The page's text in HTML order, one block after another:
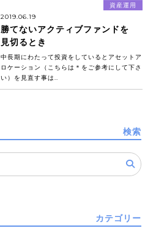
資産運用
2019.06.19
勝てないアクティブファンドを
見切るとき
中長期にわたって投資をしているとアセットア
ロケーション（こちらは＊をご参考にして下さ
い）を見直す事は..
検索
カテゴリー